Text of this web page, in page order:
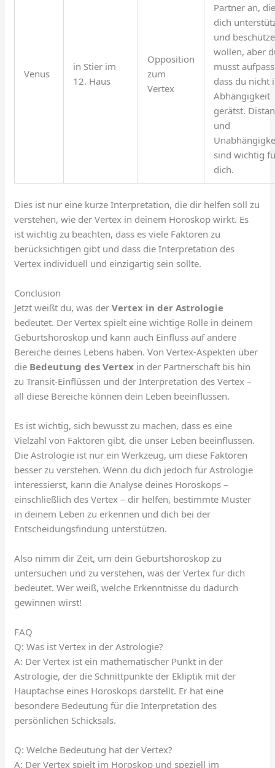
Venus
in Stier im
12. Haus
Opposition
zum
Vertex
Partner an,
dich
und
wollen, aber
musst
dass du nicht
Abhängigkeit
gerätst.
und
sind wichtig
dich.
Dies ist nur eine kurze Interpretation, die dir helfen soll zu
verstehen, wie der Vertex in deinem Horoskop wirkt. Es
ist wichtig zu beachten, dass es viele Faktoren zu
berücksichtigen gibt und dass die Interpretation des
Vertex individuell und einzigartig sein sollte.
Conclusion
Jetzt weißt du, was derVertex in der Astrologie
bedeutet. Der Vertex spielt eine wichtige Rolle in deinem
Geburtshoroskop und kann auch Einfluss auf andere
Bereiche deines Lebens haben. Von Vertex-Aspekten über
die Bedeutung des Vertex in der Partnerschaft bis hin
zu Transit-Einflüssen und der Interpretation des Vertex –
all diese Bereiche können dein Leben beeinflussen.
Es ist wichtig, sich bewusst zu machen, dass es eine
Vielzahl von Faktoren gibt, die unser Leben beeinflussen.
Die Astrologie ist nur ein Werkzeug, um diese Faktoren
besser zu verstehen. Wenn du dich jedoch für Astrologie
interessierst, kann die Analyse deines Horoskops –
einschließlich des Vertex – dir helfen, bestimmte Muster
in deinem Leben zu erkennen und dich bei der
Entscheidungsfindung unterstützen.
Also nimm dir Zeit, um dein Geburtshoroskop zu
untersuchen und zu verstehen, was der Vertex für dich
bedeutet. Wer weiß, welche Erkenntnisse du dadurch
gewinnen wirst!
FAQ
Q: Was ist Vertex in der Astrologie?
A: Der Vertex ist ein mathematischer Punkt in der
Astrologie, der die Schnittpunkte der Ekliptik mit der
Hauptachse eines Horoskops darstellt. Er hat eine
besondere Bedeutung für die Interpretation des
persönlichen Schicksals.
Q: Welche Bedeutung hat der Vertex?
A: Der Vertex spielt im Horoskop und speziell im